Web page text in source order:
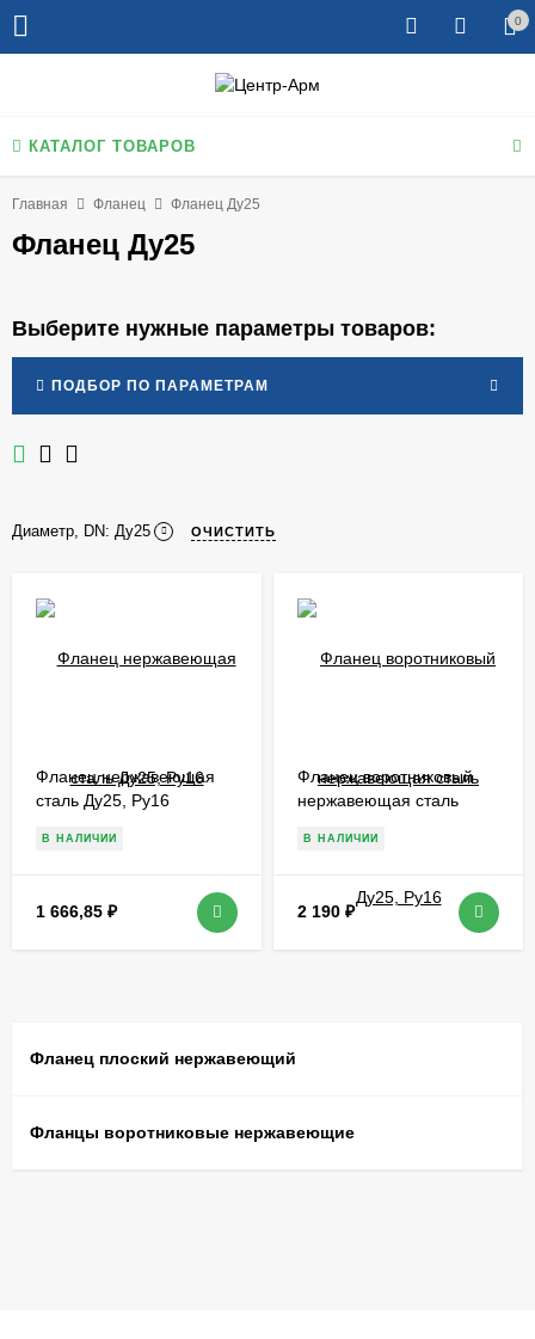
0
КАТАЛОГ ТОВАРОВ
Главная Фланец Фланец Ду25
Фланец Ду25
Выберите нужные параметры товаров:
ПОДБОР ПО ПАРАМЕТРАМ
Диаметр, DN: Ду25 ОЧИСТИТЬ
Фланец нержавеющая
сталь Ду25, Ру16
В НАЛИЧИИ
1 666,85 ₽
Фланец воротниковый
нержавеющая сталь
В НАЛИЧИИ
2 190 ₽
Фланец плоский нержавеющий
Фланцы воротниковые нержавеющие